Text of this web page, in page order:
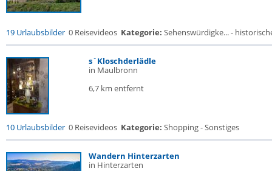
19 Urlaubsbilder 0 Reisevideos Kategorie: Sehenswürdigke... -
s`Kloschderlädle
in Maulbronn
6,7 km entfernt
10 Urlaubsbilder 0 Reisevideos Kategorie: Shopping - Sonstiges
Wandern Hinterzarten
in Hinterzarten